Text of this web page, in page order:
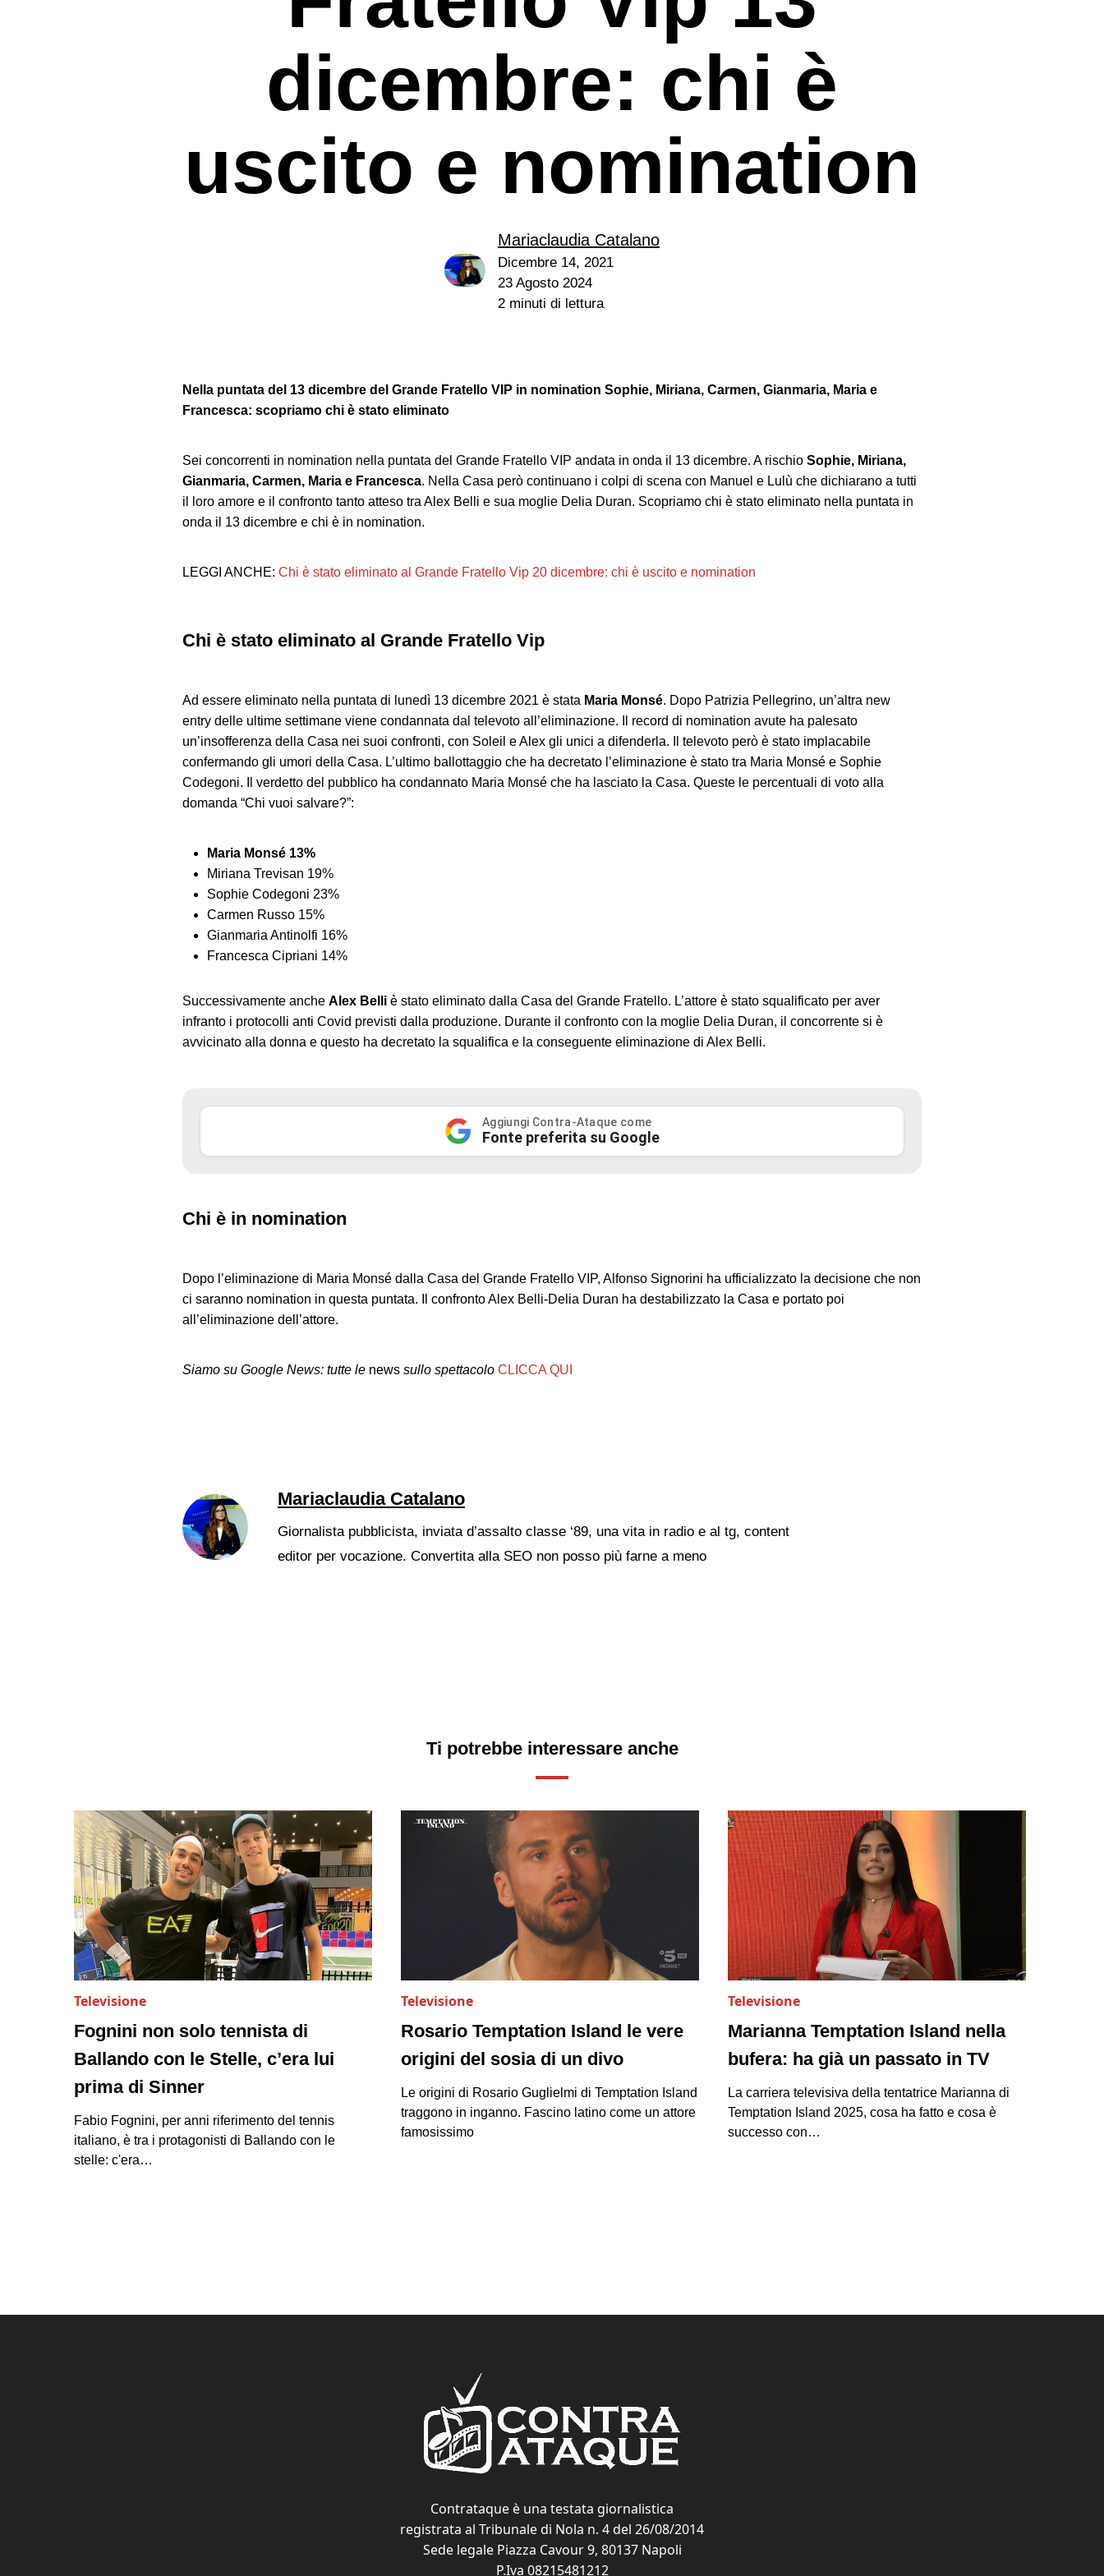
dicembre: chi è
uscito e nomination
Mariaclaudia Catalano
Dicembre 14, 2021
23 Agosto 2024
2 minuti di lettura
Nella puntata del 13 dicembre del Grande Fratello VIP in nomination Sophie, Miriana, Carmen, Gianmaria, Maria e
Francesca: scopriamo chi è stato eliminato
Sei concorrenti in nomination nella puntata del Grande Fratello VIP andata in onda il 13 dicembre. A rischio Sophie, Miriana,
Gianmaria, Carmen, Maria e Francesca. Nella Casa però continuano i colpi di scena con Manuel e Lulù che dichiarano a tutti
il loro amore e il confronto tanto atteso tra Alex Belli e sua moglie Delia Duran. Scopriamo chi è stato eliminato nella puntata in
onda il 13 dicembre e chi è in nomination.
LEGGI ANCHE: Chi è stato eliminato al Grande Fratello Vip 20 dicembre: chi è uscito e nomination
Chi è stato eliminato al Grande Fratello Vip
Ad essere eliminato nella puntata di lunedì 13 dicembre 2021 è stata Maria Monsé. Dopo Patrizia Pellegrino, un’altra new
entry delle ultime settimane viene condannata dal televoto all’eliminazione. Il record di nomination avute ha palesato
un’insofferenza della Casa nei suoi confronti, con Soleil e Alex gli unici a difenderla. Il televoto però è stato implacabile
confermando gli umori della Casa. L’ultimo ballottaggio che ha decretato l’eliminazione è stato tra Maria Monsé e Sophie
Codegoni. Il verdetto del pubblico ha condannato Maria Monsé che ha lasciato la Casa. Queste le percentuali di voto alla
domanda “Chi vuoi salvare?”:
Maria Monsé 13%
Miriana Trevisan 19%
Sophie Codegoni 23%
Carmen Russo 15%
Gianmaria Antinolfi 16%
Francesca Cipriani 14%
Successivamente anche Alex Belli è stato eliminato dalla Casa del Grande Fratello. L’attore è stato squalificato per aver
infranto i protocolli anti Covid previsti dalla produzione. Durante il confronto con la moglie Delia Duran, il concorrente si è
avvicinato alla donna e questo ha decretato la squalifica e la conseguente eliminazione di Alex Belli.
Aggiungi Contra-Ataque come
Fonte preferita su Google
Chi è in nomination
Dopo l’eliminazione di Maria Monsé dalla Casa del Grande Fratello VIP, Alfonso Signorini ha ufficializzato la decisione che non
ci saranno nomination in questa puntata. Il confronto Alex Belli-Delia Duran ha destabilizzato la Casa e portato poi
all’eliminazione dell’attore.
Siamo su Google News: tutte le news sullo spettacolo CLICCA QUI
Mariaclaudia Catalano
Giornalista pubblicista, inviata d’assalto classe ‘89, una vita in radio e al tg, content
editor per vocazione. Convertita alla SEO non posso più farne a meno
Ti potrebbe interessare anche
Televisione
Fognini non solo tennista di
Ballando con le Stelle, c’era lui
prima di Sinner
Fabio Fognini, per anni riferimento del tennis
italiano, è tra i protagonisti di Ballando con le
stelle: c'era…
Televisione
Rosario Temptation Island le vere
origini del sosia di un divo
Le origini di Rosario Guglielmi di Temptation Island
traggono in inganno. Fascino latino come un attore
famosissimo
Televisione
Marianna Temptation Island nella
bufera: ha già un passato in TV
La carriera televisiva della tentatrice Marianna di
Temptation Island 2025, cosa ha fatto e cosa è
successo con…
Contrataque è una testata giornalistica
registrata al Tribunale di Nola n. 4 del 26/08/2014
Sede legale Piazza Cavour 9, 80137 Napoli
P.Iva 08215481212